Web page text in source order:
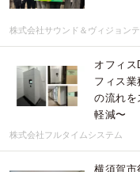
株式会社サウンド＆ヴィジョン
オフィ
フィス
の流れを
軽減〜
株式会社フルタイムシステム
横須賀市